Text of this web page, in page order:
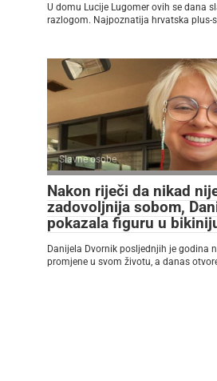
U domu Lucije Lugomer ovih se dana
razlogom. Najpoznatija hrvatska plus-
Slavne osobe
Nakon riječi da nikad
zadovoljnija sobom,
pokazala figuru u
Danijela Dvornik posljednjih je godina
promjene u svom životu, a danas